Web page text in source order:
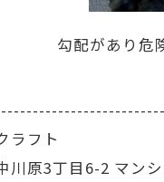
勾配があり危
ラフト
川原3丁目6-2 マン